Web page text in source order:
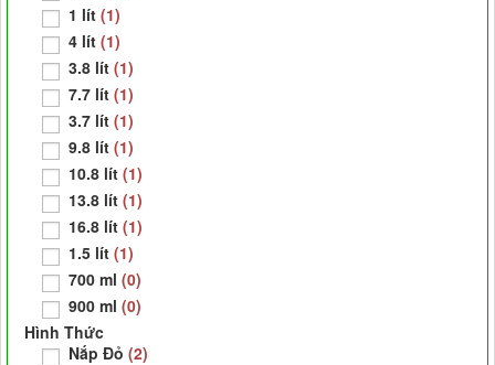
1 lít (1)
4 lít (1)
3.8 lít (1)
7.7 lít (1)
3.7 lít (1)
9.8 lít (1)
10.8 lít (1)
13.8 lít (1)
16.8 lít (1)
1.5 lít (1)
700 ml (0)
900 ml (0)
Hình Thức
Nắp Đỏ (2)